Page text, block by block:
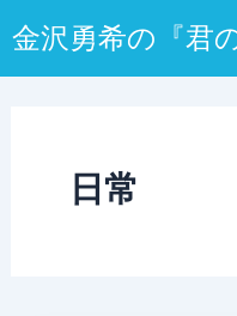
金沢勇希の『君
日常
稿
の